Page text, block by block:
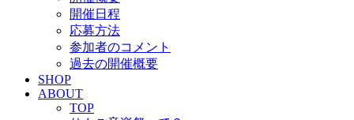
開催日程
応募方法
参加者のコメント
過去の開催概要
SHOP
ABOUT
TOP